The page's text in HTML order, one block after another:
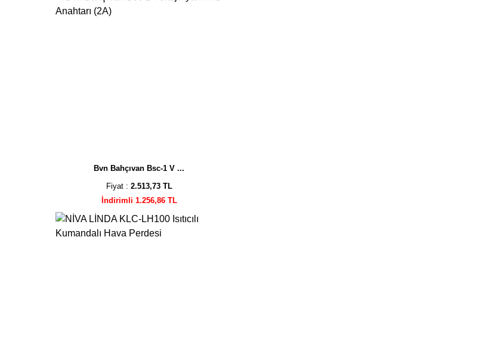
Bvn Bahçıvan Bsc-1 V ...
Fiyat : 2.513,73 TL
İndirimli 1.256,86 TL